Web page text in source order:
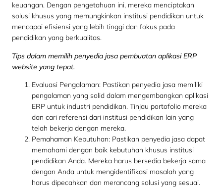
keuangan. Dengan pengetahuan ini, mereka menciptakan
solusi khusus yang memungkinkan institusi pendidikan untuk
mencapai efisiensi yang lebih tinggi dan fokus pada
pendidikan yang berkualitas.
Tips dalam memilih penyedia jasa pembuatan aplikasi ERP
website yang tepat.
Evaluasi Pengalaman: Pastikan penyedia jasa memiliki
pengalaman yang solid dalam mengembangkan aplikasi
ERP untuk industri pendidikan. Tinjau portofolio mereka
dan cari referensi dari institusi pendidikan lain yang
telah bekerja dengan mereka.
Pemahaman Kebutuhan: Pastikan penyedia jasa dapat
memahami dengan baik kebutuhan khusus institusi
pendidikan Anda. Mereka harus bersedia bekerja sama
dengan Anda untuk mengidentifikasi masalah yang
harus dipecahkan dan merancang solusi yang sesuai.